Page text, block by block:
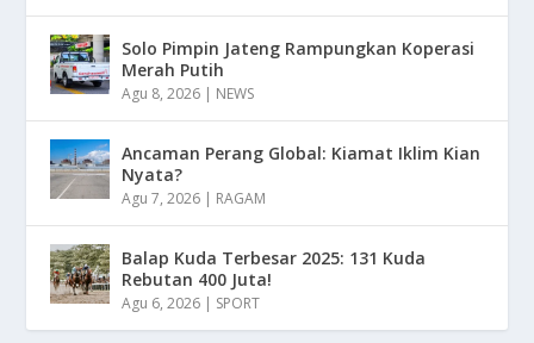
Solo Pimpin Jateng Rampungkan Koperasi
Merah Putih
Agu 8, 2026 | NEWS
Ancaman Perang Global: Kiamat Iklim Kian
Nyata?
Agu 7, 2026 | RAGAM
Balap Kuda Terbesar 2025: 131 Kuda
Rebutan 400 Juta!
Agu 6, 2026 | SPORT